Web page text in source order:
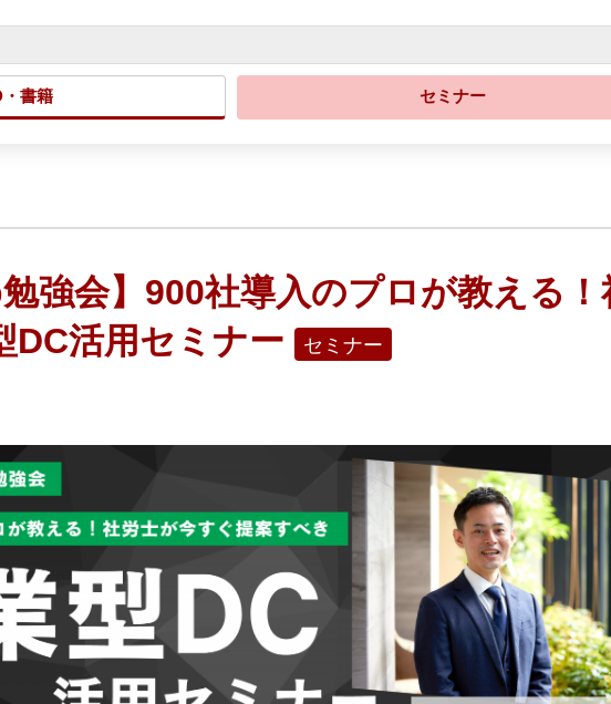
書籍 セミナー
強会】900社導入のプロが教える
DC活用セミナー
セミナー